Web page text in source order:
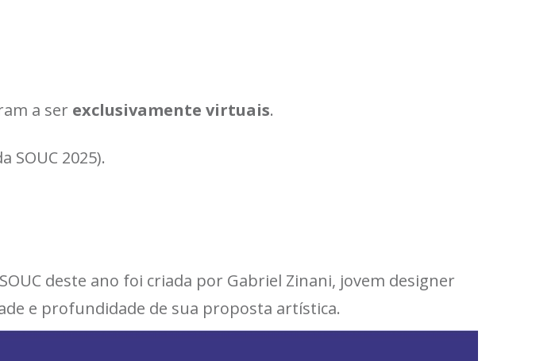
a ser exclusivamente virtuais.
SOUC 2025).
deste ano foi criada por Gabriel Zinani, jovem designer
e profundidade de sua proposta artística.